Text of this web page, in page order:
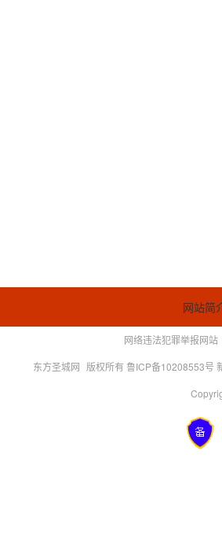
网站简
网络违法犯罪举报网站
东方圣城网 版权所有 鲁ICP备10208553号